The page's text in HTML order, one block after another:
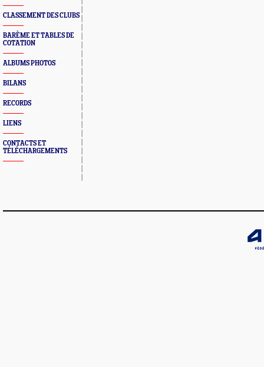
CLASSEMENT DES CLUBS
BARÈME ET TABLES DE
COTATION
ALBUMS PHOTOS
BILANS
RECORDS
LIENS
CONTACTS ET
TÉLÉCHARGEMENTS